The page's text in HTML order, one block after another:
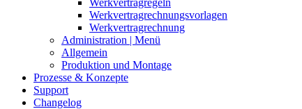
Werkvertragregeln
Werkvertragrechnungsvorlagen
Werkvertragrechnung
Administration | Menü
Allgemein
Produktion und Montage
Prozesse & Konzepte
Support
Changelog